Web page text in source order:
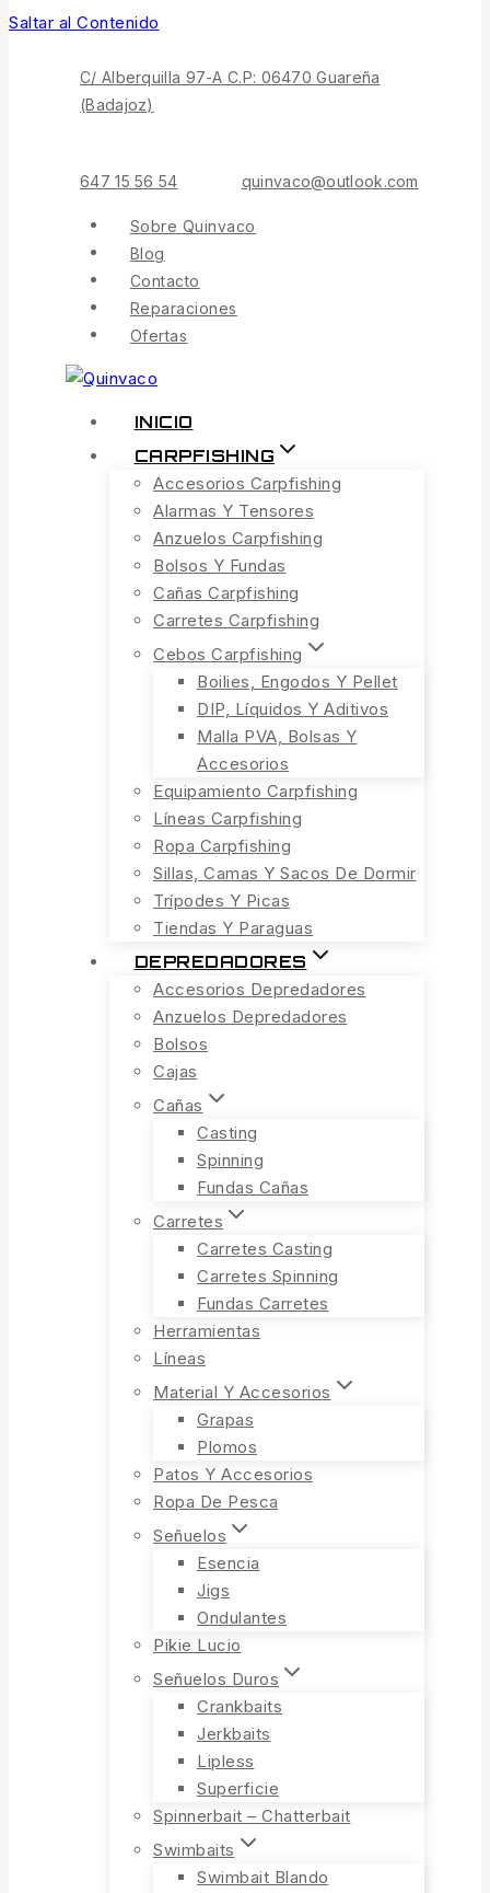
Saltar al Contenido
C/ Alberquilla 97-A C.P: 06470 Guareña
(Badajoz)
647 15 56 54 quinvaco@outlook.com
Sobre Quinvaco
Blog
Contacto
Reparaciones
Ofertas
INICIO
CARPFISHING
Accesorios Carpfishing
Alarmas Y Tensores
Anzuelos Carpfishing
Bolsos Y Fundas
Cañas Carpfishing
Carretes Carpfishing
Cebos Carpfishing
Boilies, Engodos Y Pellet
DIP, Líquidos Y Aditivos
Malla PVA, Bolsas Y
Accesorios
Equipamiento Carpfishing
Líneas Carpfishing
Ropa Carpfishing
Sillas, Camas Y Sacos De Dormir
Trípodes Y Picas
Tiendas Y Paraguas
DEPREDADORES
Accesorios Depredadores
Anzuelos Depredadores
Bolsos
Cajas
Cañas
Casting
Spinning
Fundas Cañas
Carretes
Carretes Casting
Carretes Spinning
Fundas Carretes
Herramientas
Líneas
Material Y Accesorios
Grapas
Plomos
Patos Y Accesorios
Ropa De Pesca
Señuelos
Esencia
Jigs
Ondulantes
Pikie Lucio
Señuelos Duros
Crankbaits
Jerkbaits
Lipless
Superficie
Spinnerbait – Chatterbait
Swimbaits
Swimbait Blando